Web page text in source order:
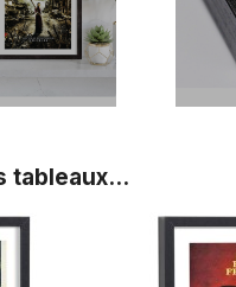
tableaux...